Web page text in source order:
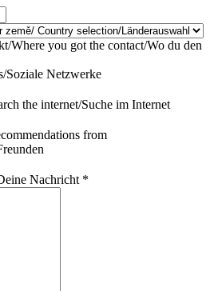
Where you got the contact/Wo du den
Soziale Netzwerke
the internet/Suche im Internet
from
Nachricht *